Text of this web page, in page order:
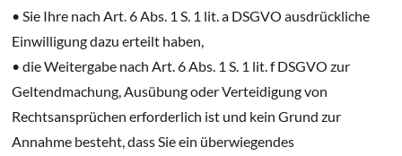
• Sie Ihre nach Art. 6 Abs. 1 S. 1 lit. a DSGVO ausdrückliche
Einwilligung dazu erteilt haben,
• die Weitergabe nach Art. 6 Abs. 1 S. 1 lit. f DSGVO zur
Geltendmachung, Ausübung oder Verteidigung von
Rechtsansprüchen erforderlich ist und kein Grund zur
Annahme besteht, dass Sie ein überwiegendes